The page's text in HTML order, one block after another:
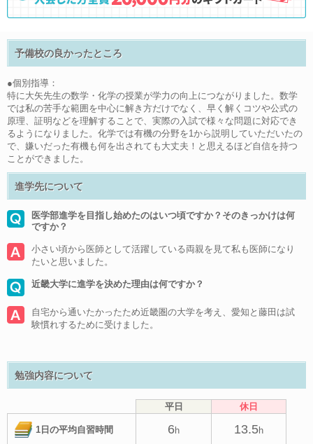
予備校の良かったところ
●個別指導：
特に大矢先生の数学・化学の授業が学力の向上につながりました。数学
では私の苦手な範囲を中心に解き方だけでなく、早く解くコツや公式の
原理、証明などを理解することで、実際の入試で様々な問題に対応でき
るようになりました。化学では有機の分野を1から説明していただいたの
で、嫌いだった有機も何を出されても大丈夫！と思えるほど自信を持つ
ことができました。
進学先について
医学部進学を目指し始めたのはいつ頃ですか？そのきっかけは何
ですか？
小さい頃から医師として活躍している両親を見て私も医師になり
たいと思いました。
近畿大学に進学を決めた理由は何ですか？
自宅から通いたかったため近畿圏の大学を考え、愛知と藤田は試
験慣れするために受けました。
勉強内容について
平日 休日
1日の平均自習時間 6h 13.5h